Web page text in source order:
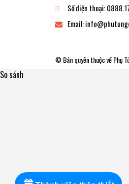
Số điện thoại:
Email:
© Bản quyền thuộc vềPhụ
So sánh